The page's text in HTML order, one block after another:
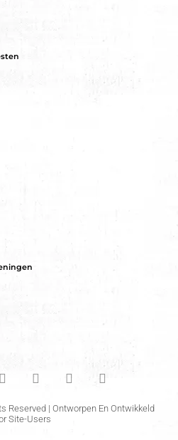
Reserved | Ontworpen En Ontwikkeld
Site-Users